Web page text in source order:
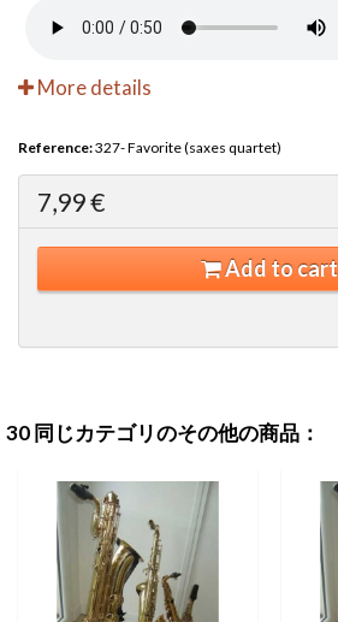
More details
Reference:327- Favorite (saxes quartet)
7,99 €
Add to cart
30 同じカテゴリのその他の商品：